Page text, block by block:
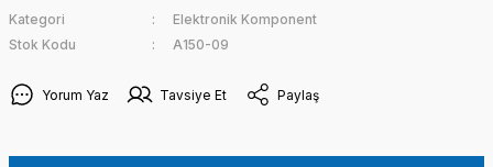
Kategori
Elektronik Komponent
Stok Kodu
A150-09
Yorum Yaz Tavsiye Et Paylaş